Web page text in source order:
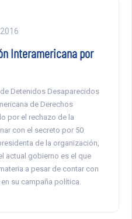
Interamericana por
Detenidos Desaparecidos
de Derechos
por el rechazo de la
con el secreto por 50
de la organización,
actual gobierno es el que
a pesar de contar con
su campaña política.